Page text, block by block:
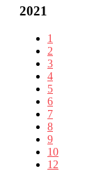
2021
1
2
3
4
5
6
7
8
9
10
12